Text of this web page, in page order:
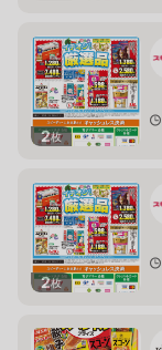
2枚
2枚